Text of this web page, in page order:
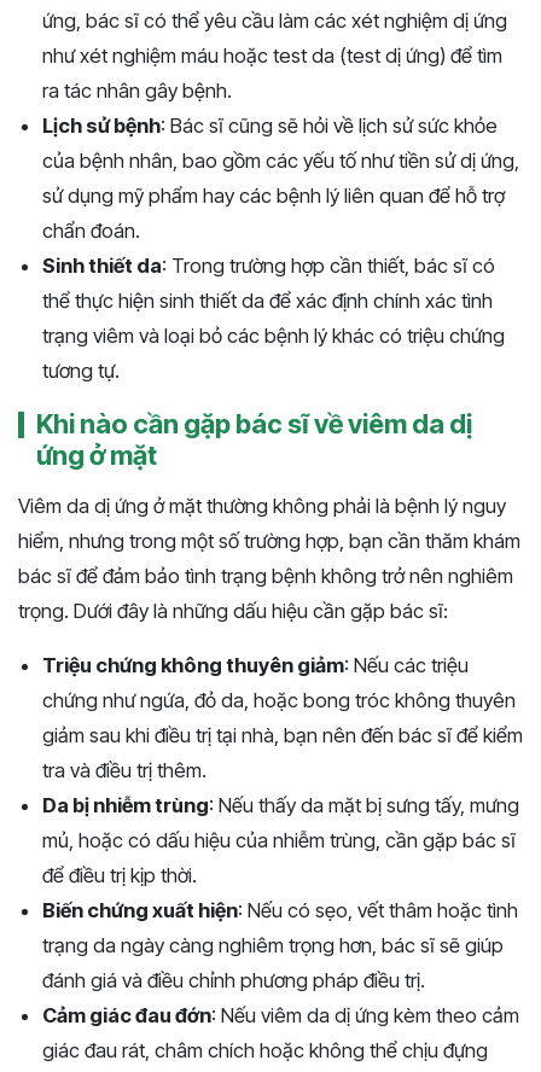
ứng, bác sĩ có thể yêu cầu làm các xét nghiệm dị ứng
như xét nghiệm máu hoặc test da (test dị ứng) để tìm
ra tác nhân gây bệnh.
Lịch sử bệnh: Bác sĩ cũng sẽ hỏi về lịch sử sức khỏe
của bệnh nhân, bao gồm các yếu tố như tiền sử dị ứng,
sử dụng mỹ phẩm hay các bệnh lý liên quan để hỗ trợ
chẩn đoán.
Sinh thiết da: Trong trường hợp cần thiết, bác sĩ có
thể thực hiện sinh thiết da để xác định chính xác tình
trạng viêm và loại bỏ các bệnh lý khác có triệu chứng
tương tự.
Khi nào cần gặp bác sĩ về viêm da dị
ứng ở mặt
Viêm da dị ứng ở mặt thường không phải là bệnh lý nguy
hiểm, nhưng trong một số trường hợp, bạn cần thăm khám
bác sĩ để đảm bảo tình trạng bệnh không trở nên nghiêm
trọng. Dưới đây là những dấu hiệu cần gặp bác sĩ:
Triệu chứng không thuyên giảm: Nếu các triệu
chứng như ngứa, đỏ da, hoặc bong tróc không thuyên
giảm sau khi điều trị tại nhà, bạn nên đến bác sĩ để kiểm
tra và điều trị thêm.
Da bị nhiễm trùng: Nếu thấy da mặt bị sưng tấy, mưng
mủ, hoặc có dấu hiệu của nhiễm trùng, cần gặp bác sĩ
để điều trị kịp thời.
Biến chứng xuất hiện: Nếu có sẹo, vết thâm hoặc tình
trạng da ngày càng nghiêm trọng hơn, bác sĩ sẽ giúp
đánh giá và điều chỉnh phương pháp điều trị.
Cảm giác đau đớn: Nếu viêm da dị ứng kèm theo cảm
giác đau rát, châm chích hoặc không thể chịu đựng